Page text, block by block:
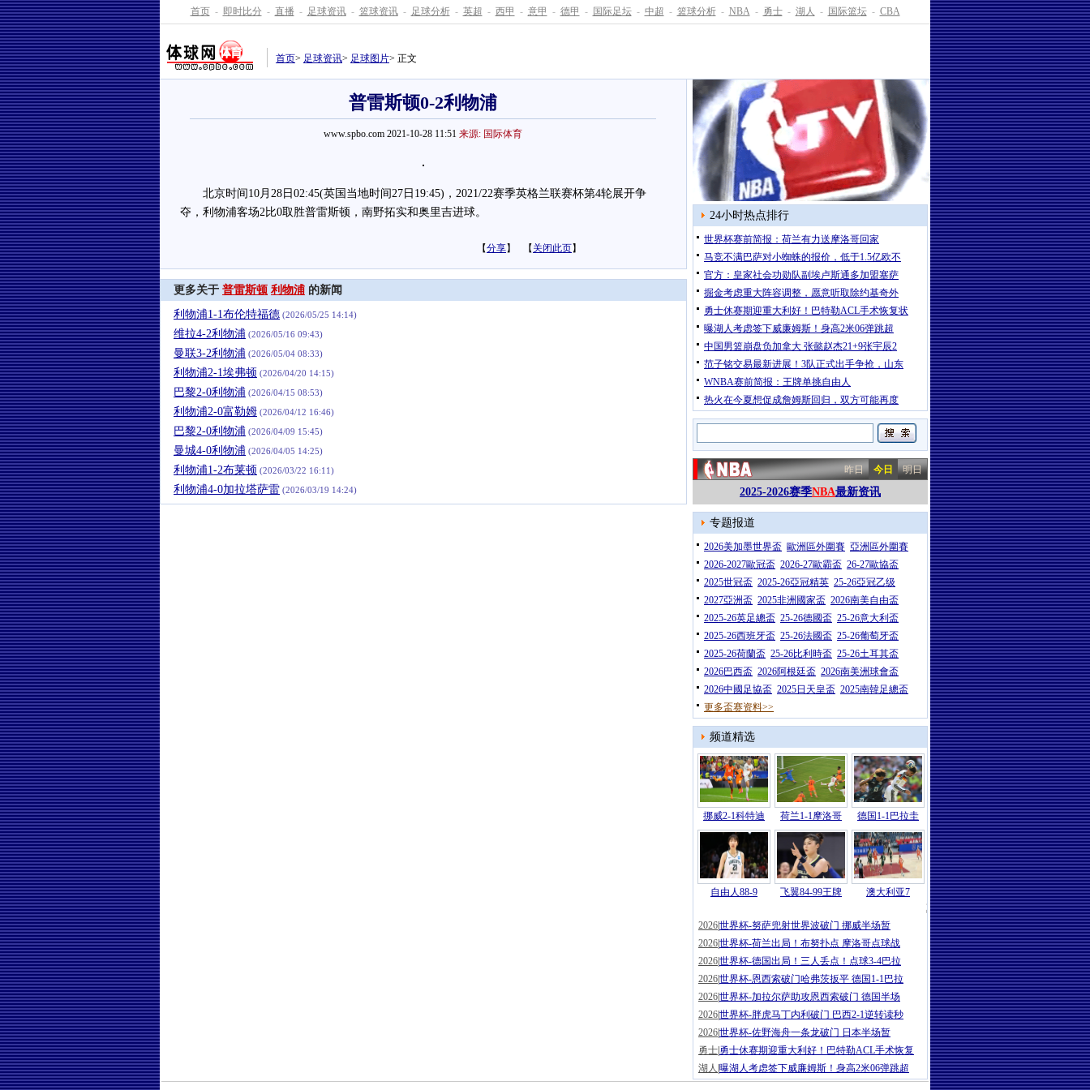
首页 - 即时比分 - 直播 - 足球资讯 - 篮球资讯 - 足球分析 - 英超 - 西甲 - 意甲 - 德甲 - 国际足坛 - 中超 - 篮球分析 - NBA - 勇士 - 湖人 - 国际篮坛 - CBA
首页> 足球资讯> 足球图片> 正文
普雷斯顿0-2利物浦
www.spbo.com 2021-10-28 11:51 来源: 国际体育
北京时间10月28日02:45(英国当地时间27日19:45)，2021/22赛季英格兰联赛杯第4轮展开争
夺，利物浦客场2比0取胜普雷斯顿，南野拓实和奥里吉进球。
【分享】 【 关闭此页】
更多关于 普雷斯顿 利物浦 的新闻
利物浦1-1布伦特福德 (2026/05/25 14:14)
维拉4-2利物浦 (2026/05/16 09:43)
曼联3-2利物浦 (2026/05/04 08:33)
利物浦2-1埃弗顿 (2026/04/20 14:15)
巴黎2-0利物浦 (2026/04/15 08:53)
利物浦2-0富勒姆 (2026/04/12 16:46)
巴黎2-0利物浦 (2026/04/09 15:45)
曼城4-0利物浦 (2026/04/05 14:25)
利物浦1-2布莱顿 (2026/03/22 16:11)
利物浦4-0加拉塔萨雷 (2026/03/19 14:24)
24小时热点排行
世界杯赛前简报：荷兰有力送摩洛哥回家
马竞不满巴萨对小蜘蛛的报价，低于1.5亿欧不
官方：皇家社会功勋队副埃卢斯通多加盟塞萨
掘金考虑重大阵容调整，愿意听取除约基奇外
勇士休赛期迎重大利好！巴特勒ACL手术恢复状
曝湖人考虑签下威廉姆斯！身高2米06弹跳超
中国男篮崩盘负加拿大 张懿赵杰21+9张宇辰2
范子铭交易最新进展！3队正式出手争抢，山东
WNBA赛前简报：王牌单挑自由人
热火在今夏想促成詹姆斯回归，双方可能再度
昨日 今日 明日
2025-2026赛季NBA最新资讯
专题报道
2026美加墨世界盃 歐洲區外圍賽 亞洲區外圍賽
2026-2027歐冠盃 2026-27歐霸盃 26-27歐協盃
2025世冠盃 2025-26亞冠精英 25-26亞冠乙级
2027亞洲盃 2025非洲國家盃 2026南美自由盃
2025-26英足總盃 25-26德國盃 25-26意大利盃
2025-26西班牙盃 25-26法國盃 25-26葡萄牙盃
2025-26荷蘭盃 25-26比利時盃 25-26土耳其盃
2026巴西盃 2026阿根廷盃 2026南美洲球會盃
2026中國足協盃 2025日天皇盃 2025南韓足總盃
更多盃赛资料>>
频道精选
挪威2-1科特迪 荷兰1-1摩洛哥 德国1-1巴拉圭
自由人88-9 飞翼84-99王牌
澳大利亚7
2026 |世界杯-哈兰德86分绝杀努萨世界
2026世界杯-努萨兜射世界波破门 挪威半场暂
2026世界杯-荷兰出局！布努扑点 摩洛哥点球战
2026世界杯-德国出局！三人丢点！点球3-4巴拉
2026世界杯-恩西索破门哈弗茨扳平 德国1-1巴拉
2026世界杯-加拉尔萨助攻恩西索破门 德国半场
2026世界杯-胖虎马丁内利破门 巴西2-1逆转读秒
2026世界杯-佐野海舟一条龙破门 日本半场暂
勇士 勇士休赛期迎重大利好！巴特勒ACL手术恢复
湖人 曝湖人考虑签下威廉姆斯！身高2米06弹跳超